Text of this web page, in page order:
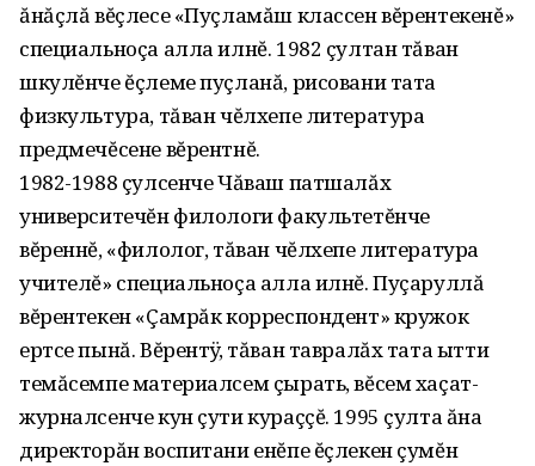
ăнăçлă вĕçлесе «Пуçламăш классен вĕрентекенĕ»
специальноçа алла илнĕ. 1982 çултан тăван
шкулĕнче ĕçлеме пуçланă, рисовани тата
физкультура, тăван чĕлхепе литература
предмечĕсене вĕрентнĕ.
1982-1988 çулсенче Чăваш патшалăх
университечĕн филологи факультетĕнче
вĕреннĕ, «филолог, тăван чĕлхепе литература
учителĕ» специальноçа алла илнĕ. Пуçаруллă
вĕрентекен «Çамрăк корреспондент» кружок
ертсе пынă. Вĕрентÿ, тăван тавралăх тата ытти
темăсемпе материалсем çырать, вĕсем хаçат-
журналсенче кун çути кураççĕ. 1995 çулта ăна
директорăн воспитани енĕпе ĕçлекен çумĕн